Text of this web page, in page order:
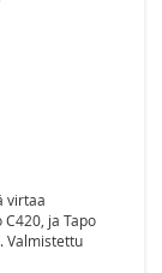
virtaa
ja Tapo
Valmistettu